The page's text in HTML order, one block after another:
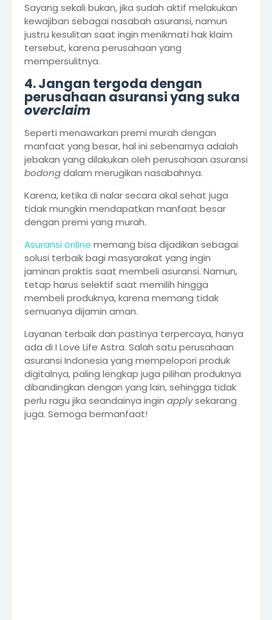
Sayang sekali bukan, jika sudah aktif melakukan
kewajiban sebagai nasabah asuransi, namun
justru kesulitan saat ingin menikmati hak klaim
tersebut, karena perusahaan yang
mempersulitnya.
4. Jangan tergoda dengan
perusahaan asuransi yang suka
overclaim
Seperti menawarkan premi murah dengan
manfaat yang besar, hal ini sebenarnya adalah
jebakan yang dilakukan oleh perusahaan asuransi
bodongdalam merugikan nasabahnya.
Karena, ketika di nalar secara akal sehat juga
tidak mungkin mendapatkan manfaat besar
dengan premi yang murah.
Asuransi online memang bisa dijadikan sebagai
solusi terbaik bagi masyarakat yang ingin
jaminan praktis saat membeli asuransi. Namun,
tetap harus selektif saat memilih hingga
membeli produknya, karena memang tidak
semuanya dijamin aman.
Layanan terbaik dan pastinya terpercaya, hanya
ada di I Love Life Astra. Salah satu perusahaan
asuransi Indonesia yang mempelopori produk
digitalnya, paling lengkap juga pilihan produknya
dibandingkan dengan yang lain, sehingga tidak
perlu ragu jika seandainya ingin applysekarang
juga. Semoga bermanfaat!